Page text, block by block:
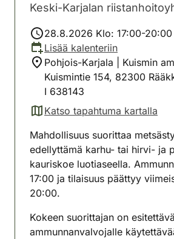
Keski-Karjalan
28.8.2026 Klo: 17:00-20:00
Lisää kalenteriin
Pohjois-Karjala | Kuismin
Kuismintie 154, 82300
I 638143
Katso tapahtuma kartalla
(avautuu uuteen välilehteen)
Mahdollisuus suorittaa
edellyttämä karhu- tai hirvi- ja
kauriskoe luotiaseella.
17:00 ja tilaisuus päättyy
20:00.
Kokeen suorittajan on
ammunnanvalvojalle